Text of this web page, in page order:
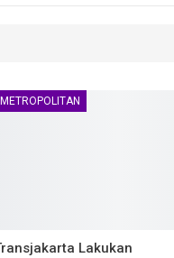
METROPOLITAN
Lakukan